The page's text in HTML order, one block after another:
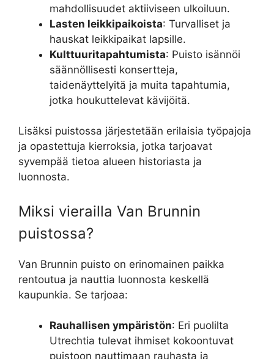
mahdollisuudet aktiiviseen ulkoiluun.
Lasten leikkipaikoista: Turvalliset ja
hauskat leikkipaikat lapsille.
Kulttuuritapahtumista: Puisto isännöi
säännöllisesti konsertteja,
taidenäyttelyitä ja muita tapahtumia,
jotka houkuttelevat kävijöitä.
Lisäksi puistossa järjestetään erilaisia työpajoja
ja opastettuja kierroksia, jotka tarjoavat
syvempää tietoa alueen historiasta ja
luonnosta.
Miksi vierailla Van Brunnin
puistossa?
Van Brunnin puisto on erinomainen paikka
rentoutua ja nauttia luonnosta keskellä
kaupunkia. Se tarjoaa:
Rauhallisen ympäristön: Eri puolilta
Utrechtia tulevat ihmiset kokoontuvat
puistoon nauttimaan rauhasta ja